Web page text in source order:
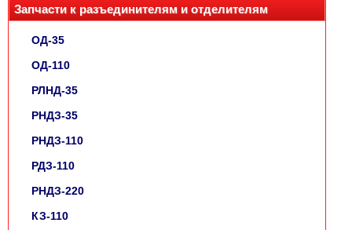
Запчасти к разъединителям и отделителям
ОД-35
ОД-110
РЛНД-35
РНДЗ-35
РНДЗ-110
РДЗ-110
РНДЗ-220
КЗ-110